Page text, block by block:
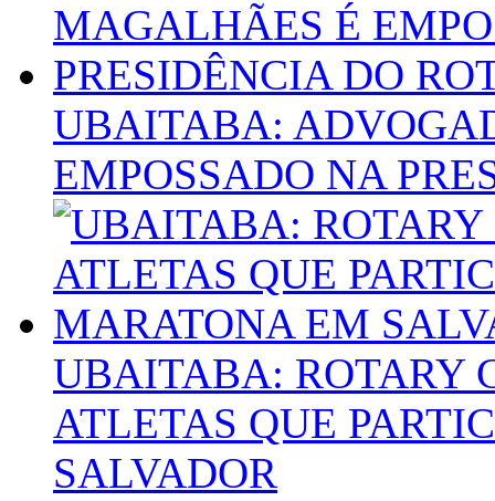
UBAITABA:
EMPOSSADO NA
UBAITABA: ROTARY
ATLETAS QUE
SALVADOR